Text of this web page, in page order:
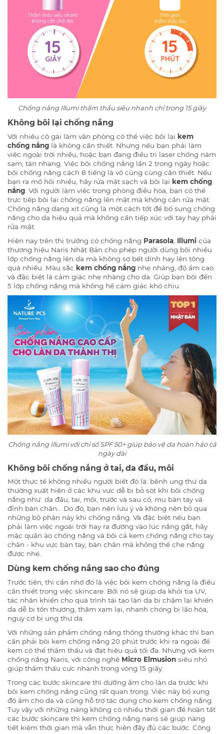
Chống nắng Illumi thẩm thấu siêu nhanh chỉ trong 15 giây
Không bôi lại chống nắng
Với nhiều cô gái làm văn phòng có thể việc bôi lại kem
chống nắng là không cần thiết. Nhưng nếu bạn phải làm
việc ngoài trời nhiều, hoặc bạn đang điều trị laser chống nám
sạm, tàn nhang. Việc bôi chống nắng lần 2 trong ngày hoặc
bôi chống nắng cách 8 tiếng là vô cùng cùng cần thiết. Nếu
bạn ra mồ hôi nhiều, hãy rửa mặt sạch và bôi lại kem chống
nắng . Với người làm việc trong phòng điều hòa, bạn có thể
trực tiếp bôi lại chống nắng lên mặt mà không cần rửa mặt.
Chống nắng dạng xịt cũng là một cách tốt để bổ sung chống
nắng cho da hiệu quả mà không cần tiếp xúc với tay hay phải
rửa mặt.
Hiện nay trên thị trường có chống nắng Parasola Illumi của
thương hiệu Naris Nhật Bản cho phép người dùng bôi nhiều
lớp chống nắng lên da mà không sợ bết dính hay lên tông
quá nhiều. Màu sắc kem chống nắng nhẹ nhàng, độ ẩm cao
và đặc biệt là cảm giác nhẹ nhàng cho da. Giúp bạn bôi đến
5 lớp chống nắng mà không hề cảm giác khó chịu.
Chống nắng Illumi với chỉ số SPF 50+ giúp bảo vệ da hoàn hảo cả
ngày dài
Không bôi chống nắng ở tai, da đầu, môi
Một thực tế không nhiều người biết đó là: bệnh ung thư da
thường xuất hiện ở các khu vực dễ bị bỏ sót khi bôi chống
nắng như da đầu, tai, môi, trước và sau cổ, mu bàn tay và
đỉnh bàn chân... Do đó, bạn nên lưu ý và không nên bỏ qua
những bộ phận này khi chống nắng. Và đặc biệt nếu bạn
phải làm việc ngoài trời hay ra đường vào lúc nắng gắt, hãy
mặc quần áo chống nắng và bôi cả kem chống nắng cho tay
chân - khu vực bàn tay, bàn chân mà không thể che nắng
được nhé.
Dùng kem chống nắng sao cho đúng
Trước tiên, thì cần nhớ đó là việc bôi kem chống nắng là điều
cần thiết trong việc skincare. Bởi nó sẽ giúp da khỏi tia UV,
tác nhân khiến cho quá trình tái tạo làn da bị chậm lại khiến
da dễ bị tổn thương, thâm xạm lại, nhanh chóng bị lão hóa,
nguy cơ bị ung thư da.
Với những sản phẩm chống nắng thông thường khác thì bạn
cần phải bôi kem chống nắng 20 phút trước khi ra ngoài để
kem có thể thẩm thấu và đạt hiệu quả tối đa. Nhưng với kem
chống nắng Naris, với công nghệ Micro Elmusion siêu nhỏ
giúp thẩm thấu cực nhanh trong vòng 15 giây.
Trong các bước skincare thì dưỡng ẩm cho làn da trước khi
bôi kem chống nắng cũng rất quan trọng. Việc này bổ xung
độ ẩm cho da và cũng hỗ trợ tác dụng cho kem chống nắng.
Tuy vậy với những nàng không có nhiều thời gian để hoàn tất
các bước skincare thì kem chống nắng naris sẽ giúp nàng
tiết kiệm thời gian mà vẫn thực hiện đầy đủ các bước. Công